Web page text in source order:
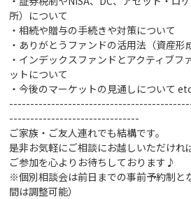
所）について
・相続や贈与の手続きや対策について
・ありがとうファンドの活用法（資産形
・インデックスファンドとアクティブフ
ットについて
・今後のマーケットの見通しについて
-------------------------------
ご家族・ご友人連れでも結構です。
是非お気軽にご相談にお越しいただけれ
ご参加を心よりお待ちしております♪
※個別相談会は前日までの事前予約制と
間は調整可能）